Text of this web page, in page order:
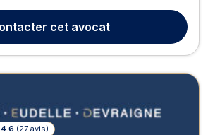
traite les problématiques relevant du
comme les malfaçons, l’aba...
cet avocat
4.6 (27 avis)